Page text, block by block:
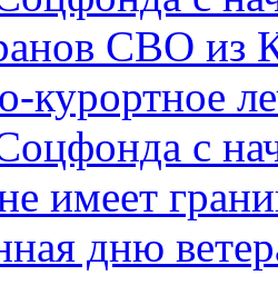
СВО из
курортное
с
имеет
дню